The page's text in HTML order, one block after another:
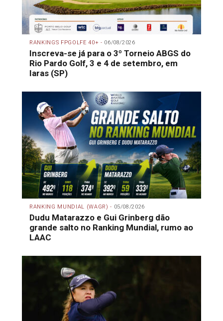
RANKINGS FPGOLFE 40+ - 06/08/2026
Inscreva-se já para o 3º Torneio ABGS do
Rio Pardo Golf, 3 e 4 de setembro, em
Iaras (SP)
RANKING MUNDIAL (WAGR) - 05/08/2026
Dudu Matarazzo e Gui Grinberg dão
grande salto no Ranking Mundial, rumo ao
LAAC